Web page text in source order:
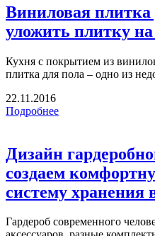
Виниловая плитка
уложить плитку
Кухня с покрытием из
плитка для пола – одно из
22.11.2016
Подробнее
Дизайн
создаем
систему хранения
Гардероб современного